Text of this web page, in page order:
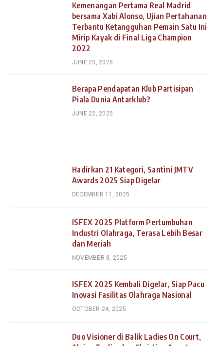
Kemenangan Pertama Real Madrid
bersama Xabi Alonso, Ujian Pertahanan
Terbantu Ketangguhan Pemain Satu Ini
Mirip Kayak di Final Liga Champion
2022
JUNE 23, 2025
Berapa Pendapatan Klub Partisipan
Piala Dunia Antarklub?
JUNE 22, 2025
Hadirkan 21 Kategori, Santini JMTV
Awards 2025 Siap Digelar
DECEMBER 11, 2025
ISFEX 2025 Platform Pertumbuhan
Industri Olahraga, Terasa Lebih Besar
dan Meriah
NOVEMBER 8, 2025
ISFEX 2025 Kembali Digelar, Siap Pacu
Inovasi Fasilitas Olahraga Nasional
OCTOBER 24, 2025
Duo Visioner di Balik Ladies On Court,